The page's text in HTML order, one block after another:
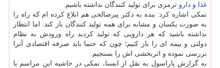
غذا و دارو ترمزی برای تولید كنندگان نداشته باشیم.
نمكی اشاره كرد: بنده به دكتر پیرصالحی هم ابلاغ كرده ام كه راه را
به صورت یكسان و مشابه برای همه تولید كنندگان باز كند. اما انتظار
نداشته باشید كه هر دارویی كه تولید كردید راه ورودش به نظام
دولتی و بیمه ای را باز كنیم؛ چون كه حتما باید صرفه اقتصادی آنرا
بررسی نموده و اثربخشی اش را بسنجیم.
به گزارش پاراسول به نقل از ایسنا، نمكی در حاشیه این مراسم با